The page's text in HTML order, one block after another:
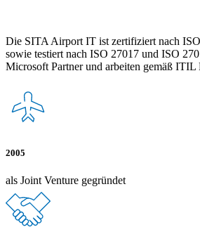
Die SITA Airport IT ist zertifiziert nach
sowie testiert nach ISO 27017 und ISO
Microsoft Partner und arbeiten gemäß ITIL
2005
als Joint Venture gegründet